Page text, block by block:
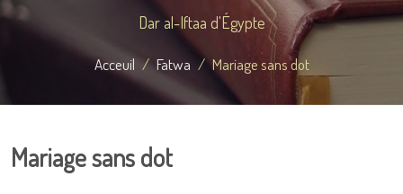
Dar al-Iftaa d'Égypte
Acceuil Fatwa Mariage sans dot
Mariage sans dot